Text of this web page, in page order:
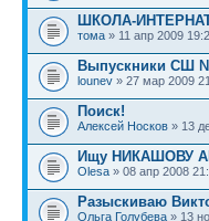
ШКОЛА-ИНТЕРНАТ
тома » 11 апр 2009
Выпускники СШ №
lounev » 27 мар 2009
Поиск!
Алексей Носков » 13
Ищу НИКАШОВУ
Olesa » 08 апр 2008
Разыскиваю
Ольга Голубева » 13